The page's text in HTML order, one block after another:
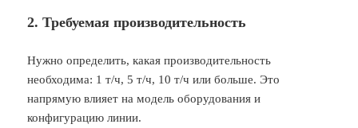
2. Требуемая производительность
Нужно определить, какая производительность
необходима: 1 т/ч, 5 т/ч, 10 т/ч или больше. Это
напрямую влияет на модель оборудования и
конфигурацию линии.